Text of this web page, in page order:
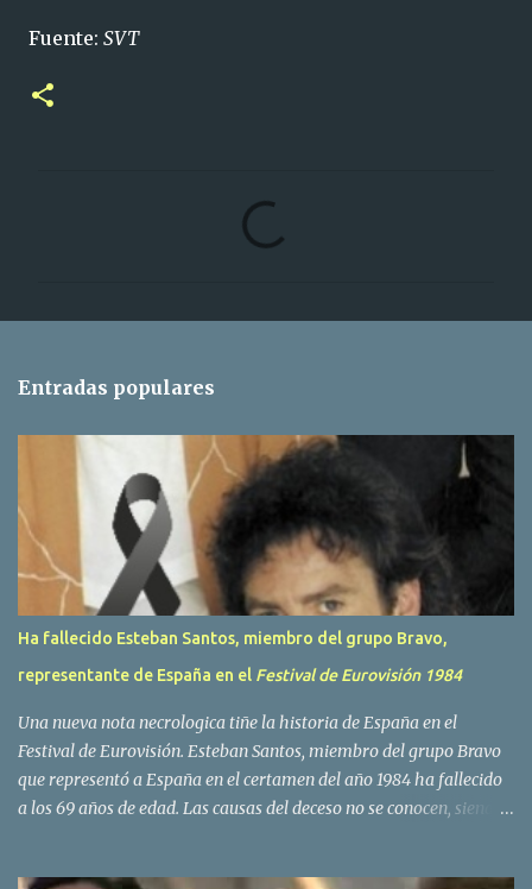
Fuente: SVT
r
s
Entradas populares
Ha fallecido Esteban Santos, miembro del grupo Bravo,
representante de España en el Festival de Eurovisión 1984
Una nueva nota necrologica tiñe la historia de España en el
Festival de Eurovisión. Esteban Santos, miembro del grupo Bravo
que representó a España en el certamen del año 1984 ha fallecido
a los 69 años de edad. Las causas del deceso no se conocen, siendo